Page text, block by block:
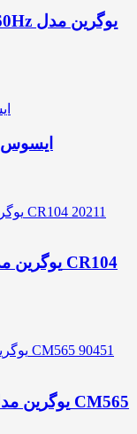
تبدیل یو اس بی3 به لن RJ45) 1000) ایسوس